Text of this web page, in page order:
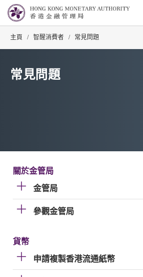
主頁 / 智醒消費者 / 常見問題
常見問題
關於金管局
金管局
參觀金管局
貨幣
申請複製香港流通紙幣